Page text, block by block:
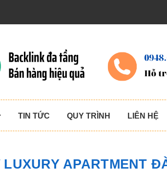
TIN TỨC QUY TRÌNH LIÊN HỆ
APARTMENT